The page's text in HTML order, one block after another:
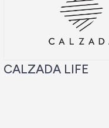
CALZADA LIFE